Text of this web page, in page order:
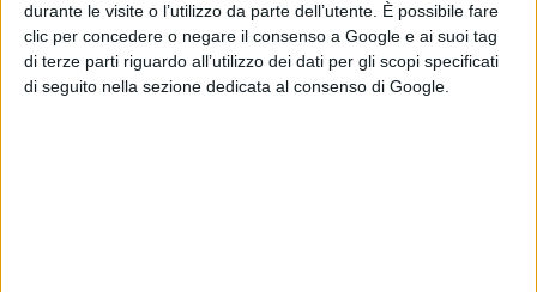
durante le visite o l’utilizzo da parte dell’utente. È possibile fare
clic per concedere o negare il consenso a Google e ai suoi tag
di terze parti riguardo all’utilizzo dei dati per gli scopi specificati
di seguito nella sezione dedicata al consenso di Google.